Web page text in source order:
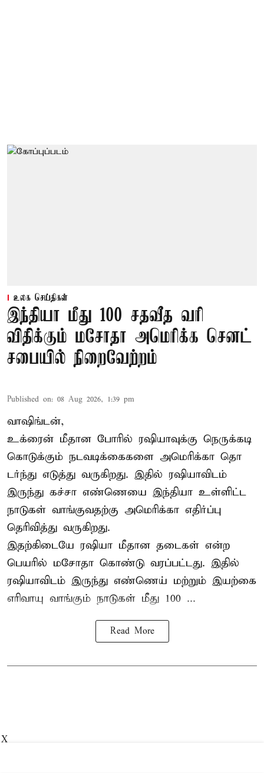
உலக செய்திகள்
இந்தியா மீது 100 சதவீத வரி
விதிக்கும் மசோதா அமெரிக்க செனட்
சபையில் நிறைவேற்றம்
Published on: 08 Aug 2026, 1:39 pm
வாஷிங்டன்,
உக்ரைன் மீதான போரில் ரஷியாவுக்கு நெருக்கடி
கொடுக்கும் நடவடிக்கைகளை அமெரிக்கா தொ
டர்ந்து எடுத்து வருகிறது. இதில் ரஷியாவிடம்
இருந்து கச்சா எண்ணெயை இந்தியா உள்ளிட்ட
நாடுகள் வாங்குவதற்கு அமெரிக்கா எதிர்ப்பு
தெரிவித்து வருகிறது.
இதற்கிடையே ரஷியா மீதான தடைகள் என்ற
பெயரில் மசோதா கொண்டு வரப்பட்டது. இதில்
ரஷியாவிடம் இருந்து எண்ணெய் மற்றும் இயற்கை
எரிவாயு வாங்கும் நாடுகள் மீது 100 ...
Read More
X